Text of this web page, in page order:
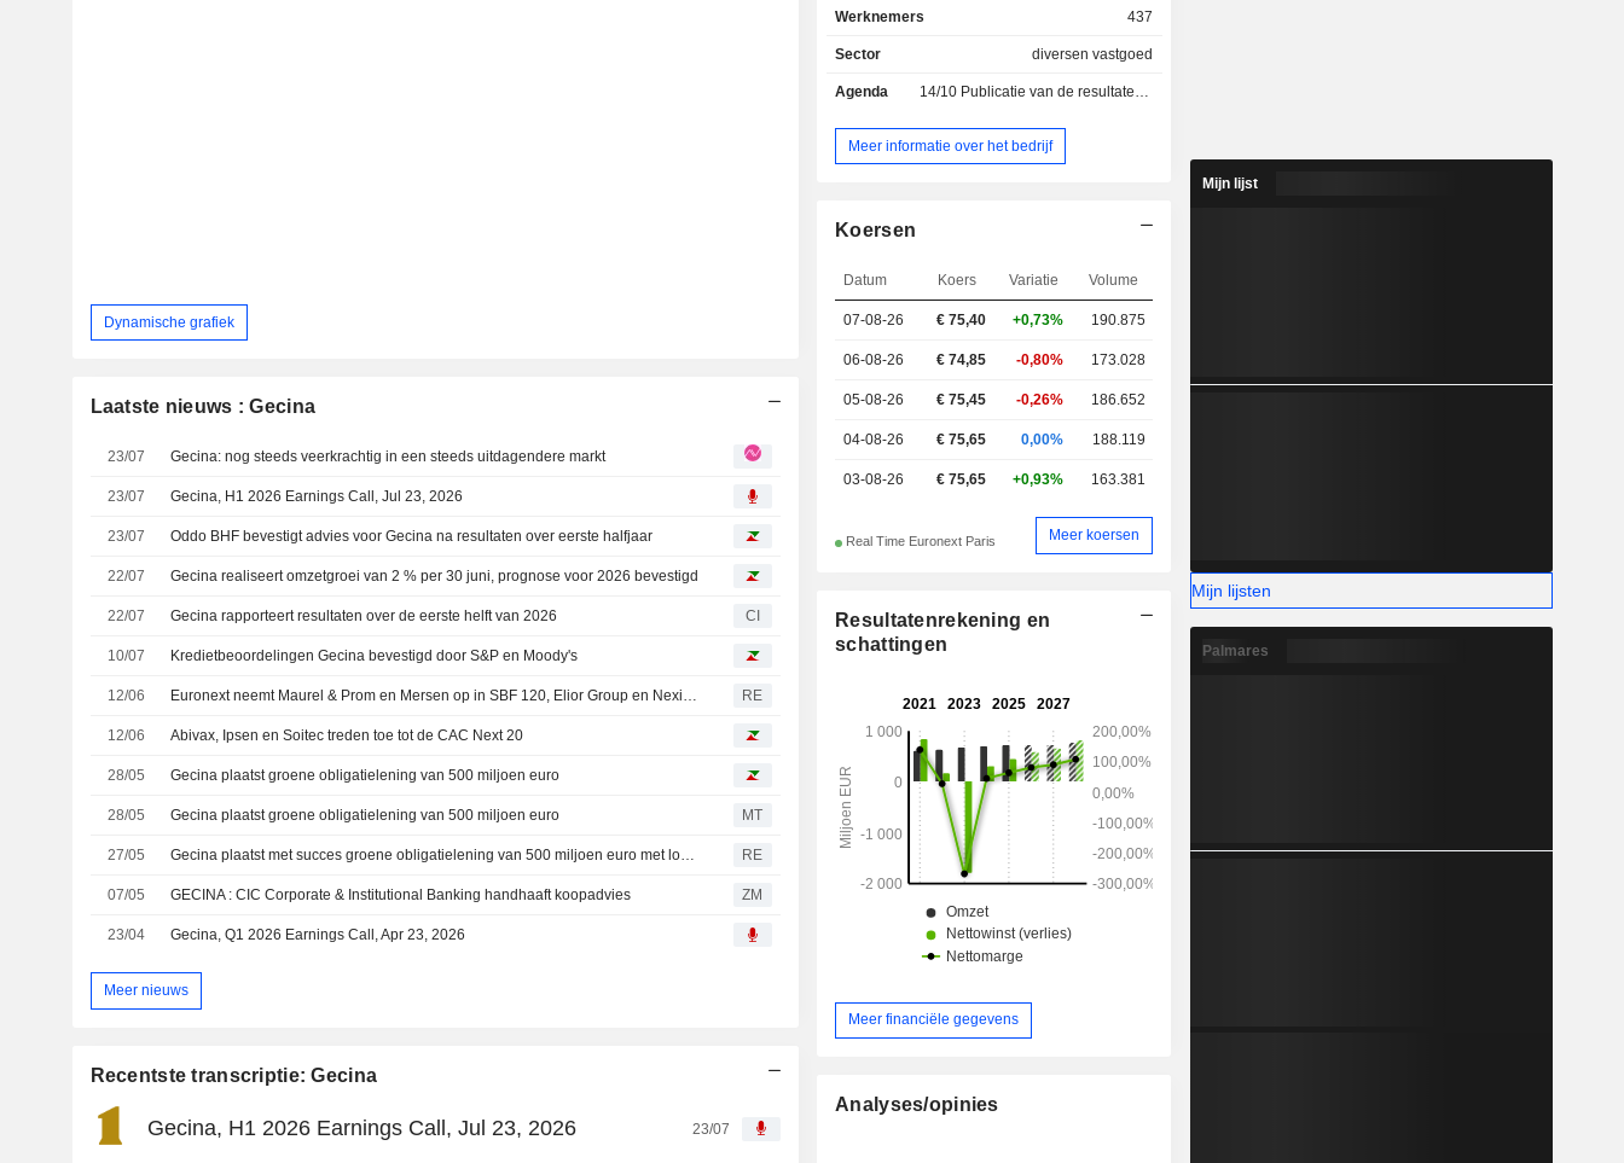
Dynamische grafiek
Laatste nieuws : Gecina
23/07 Gecina: nog steeds veerkrachtig in een steeds uitdagendere markt
23/07 Gecina, H1 2026 Earnings Call, Jul 23, 2026
23/07 Oddo BHF bevestigt advies voor Gecina na resultaten over eerste halfjaar
22/07 Gecina realiseert omzetgroei van 2 % per 30 juni, prognose voor 2026 bevestigd
22/07 Gecina rapporteert resultaten over de eerste helft van 2026 CI
10/07 Kredietbeoordelingen Gecina bevestigd door S&P en Moody's
12/06 Euronext neemt Maurel & Prom en Mersen op in SBF 120, Elior Group en Nexity verlaten de index RE
12/06 Abivax, Ipsen en Soitec treden toe tot de CAC Next 20
28/05 Gecina plaatst groene obligatielening van 500 miljoen euro
28/05 Gecina plaatst groene obligatielening van 500 miljoen euro MT
27/05 Gecina plaatst met succes groene obligatielening van 500 miljoen euro met looptijd van 5 jaar RE
07/05 GECINA : CIC Corporate & Institutional Banking handhaaft koopadvies ZM
23/04 Gecina, Q1 2026 Earnings Call, Apr 23, 2026
Meer nieuws
Recentste transcriptie: Gecina
Gecina, H1 2026 Earnings Call, Jul 23, 2026 23/07
winkels (83,7%), woningen (16,1%) en andere
(0,2%).
Werknemers 437
Sector diversen vastgoed
Agenda 14/10 Publicatie van de resultaten - Q3 2026
Meer informatie over het bedrijf
Koersen
Datum Koers Variatie Volume
07-08-26 € 75,40 +0,73% 190.875
06-08-26 € 74,85 -0,80% 173.028
05-08-26 € 75,45 -0,26% 186.652
04-08-26 € 75,65 0,00% 188.119
03-08-26 € 75,65 +0,93% 163.381
Real Time Euronext Paris Meer koersen
Resultatenrekening en
schattingen
Meer financiële gegevens
Analyses/opinies
Mijn lijst
Mijn lijsten
Palmares